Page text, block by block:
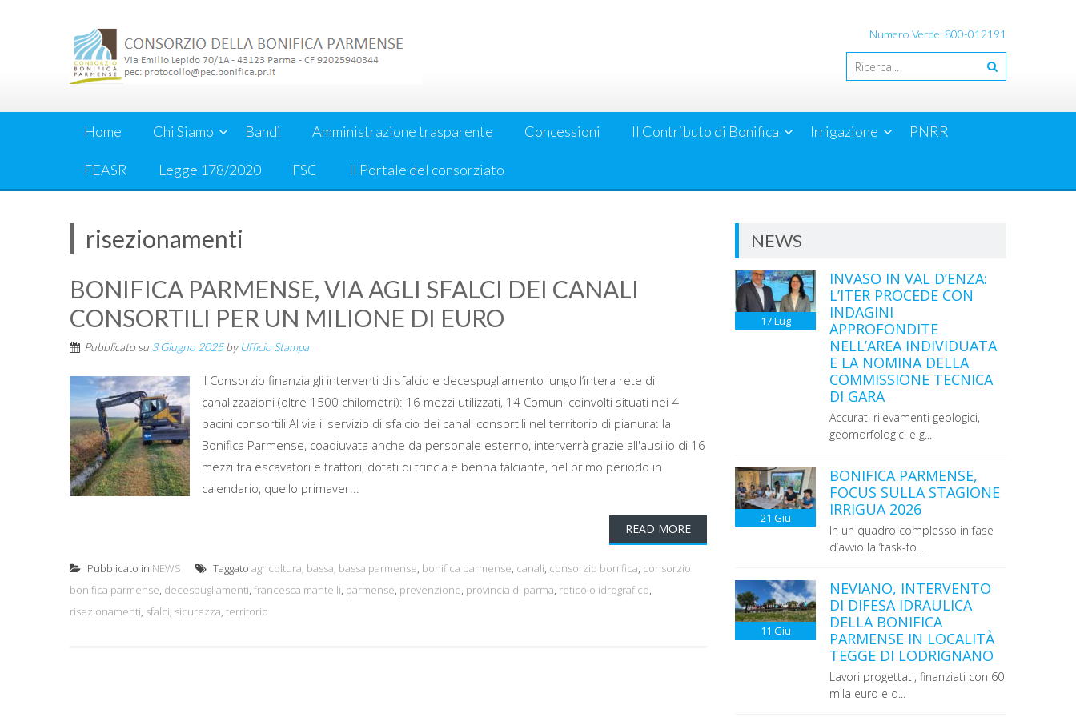
Numero Verde: 800-012191
Home Chi Siamo Bandi Amministrazione trasparente Concessioni Il Contributo di Bonifica Irrigazione PNRR
FEASR Legge 178/2020 FSC Il Portale del consorziato
risezionamenti
BONIFICA PARMENSE, VIA AGLI SFALCI DEI CANALI
CONSORTILI PER UN MILIONE DI EURO
Pubblicato su 3 Giugno 2025by Ufficio Stampa
Il Consorzio finanzia gli interventi di sfalcio e decespugliamento lungo l’intera rete di
canalizzazioni (oltre 1500 chilometri): 16 mezzi utilizzati, 14 Comuni coinvolti situati nei 4
bacini consortili Al via il servizio di sfalcio dei canali consortili nel territorio di pianura: la
Bonifica Parmense, coadiuvata anche da personale esterno, interverrà grazie all'ausilio di 16
mezzi fra escavatori e trattori, dotati di trincia e benna falciante, nel primo periodo in
calendario, quello primaver...
READ MORE
Pubblicato in NEWS Taggato agricoltura, bassa, bassa parmense, bonifica parmense, canali, consorzio bonifica, consorzio
bonifica parmense, decespugliamenti, francesca mantelli, parmense, prevenzione, provincia di parma, reticolo idrografico,
risezionamenti, sfalci, sicurezza, territorio
NEWS
17Lug
INVASO IN VAL D’ENZA:
L’ITER PROCEDE CON
INDAGINI
APPROFONDITE
NELL’AREA INDIVIDUATA
E LA NOMINA DELLA
COMMISSIONE TECNICA
DI GARA
Accurati rilevamenti geologici,
geomorfologici e g...
21 Giu
BONIFICA PARMENSE,
FOCUS SULLA STAGIONE
IRRIGUA 2026
In un quadro complesso in fase
d’avvio la ‘task-fo...
11 Giu
NEVIANO, INTERVENTO
DI DIFESA IDRAULICA
DELLA BONIFICA
PARMENSE IN LOCALITÀ
TEGGE DI LODRIGNANO
Lavori progettati, finanziati con 60
mila euro e d...